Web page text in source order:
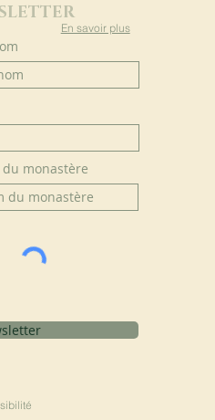
En savoir plus
du monastère